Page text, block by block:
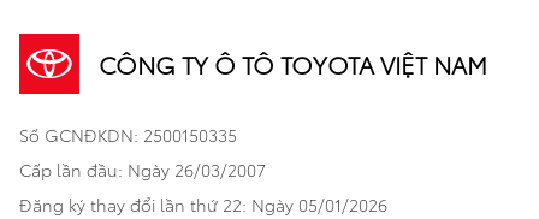
Bán tải
Hatchback
Thương mại
Bảo hiểm Toyota
Xe đã qua sử dụng
Bảo hành mở rộng
Khuyến mãi
Xã hội
CÔNG TY Ô TÔ TOYOTA VIỆT NAM
Số GCNĐKDN: 2500150335
Cấp lần đầu: Ngày 26/03/2007
Đăng ký thay đổi lần thứ 22: Ngày 05/01/2026